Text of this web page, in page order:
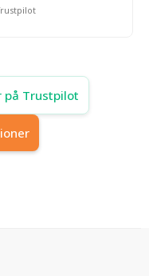
på Trustpilot